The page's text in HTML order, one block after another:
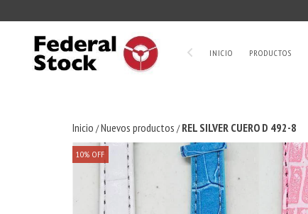
INICIO PRODUCTOS
Inicio /Nuevos productos / REL SILVER CUERO D 492-8
10% OFF